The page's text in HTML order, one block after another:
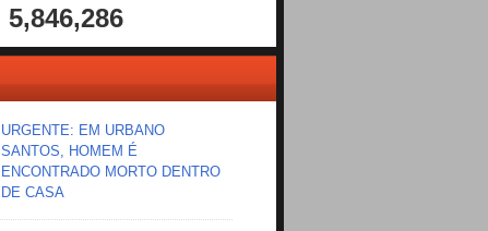
5,846,286
URGENTE: EM URBANO
SANTOS, HOMEM É
ENCONTRADO MORTO DENTRO
DE CASA